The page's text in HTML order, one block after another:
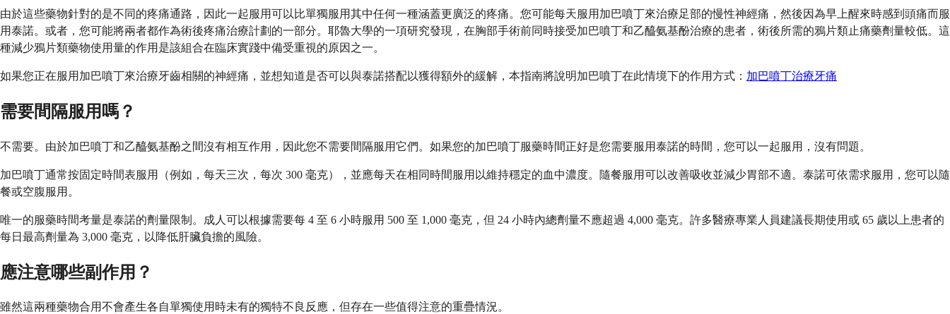
由於這些藥物針對的是不同的疼痛通路，因此一起服用可以比單獨服用其中任何一種涵蓋更廣泛的疼痛。您可能每天服用加巴噴丁來治療足部的慢性神經痛，然後因為早上醒來時感到頭痛而服
用泰諾。或者，您可能將兩者都作為術後疼痛治療計劃的一部分。耶魯大學的一項研究發現，在胸部手術前同時接受加巴噴丁和乙醯氨基酚治療的患者，術後所需的鴉片類止痛藥劑量較低。這
種減少鴉片類藥物使用量的作用是該組合在臨床實踐中備受重視的原因之一。
如果您正在服用加巴噴丁來治療牙齒相關的神經痛，並想知道是否可以與泰諾搭配以獲得額外的緩解，本指南將說明加巴噴丁在此情境下的作用方式： 加巴噴丁治療牙痛
需要間隔服用嗎？
不需要。由於加巴噴丁和乙醯氨基酚之間沒有相互作用，因此您不需要間隔服用它們。如果您的加巴噴丁服藥時間正好是您需要服用泰諾的時間，您可以一起服用，沒有問題。
加巴噴丁通常按固定時間表服用（例如，每天三次，每次 300 毫克），並應每天在相同時間服用以維持穩定的血中濃度。隨餐服用可以改善吸收並減少胃部不適。泰諾可依需求服用，您可以隨
餐或空腹服用。
唯一的服藥時間考量是泰諾的劑量限制。成人可以根據需要每 4 至 6 小時服用 500 至 1,000 毫克，但 24 小時內總劑量不應超過 4,000 毫克。許多醫療專業人員建議長期使用或 65 歲以上患者的
每日最高劑量為 3,000 毫克，以降低肝臟負擔的風險。
應注意哪些副作用？
雖然這兩種藥物合用不會產生各自單獨使用時未有的獨特不良反應，但存在一些值得注意的重疊情況。